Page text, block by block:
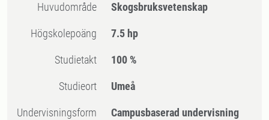
Huvudområde Skogsbruksvetenskap
högskolepoäng 7.5 hp
Studietakt 100 %
Studieort Umeå
Undervisningsform Campusbaserad undervisning